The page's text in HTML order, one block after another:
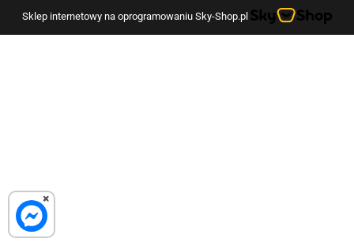
×
Sklep internetowy na oprogramowaniu Sky-Shop.pl